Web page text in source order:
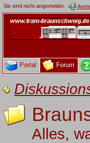
Sie sind nicht angemeldet.
Portal Forum
Alles,